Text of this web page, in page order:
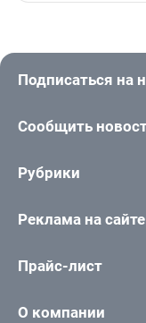
Подписаться на
Сообщить
Рубрики
Реклама на сайте
Прайс-лист
О компании